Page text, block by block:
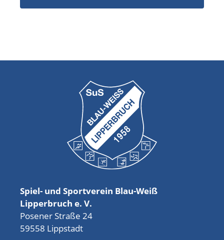
Spiel- und Sportverein Blau-Weiß
Lipperbruch e. V.
Posener Straße 24
59558 Lippstadt